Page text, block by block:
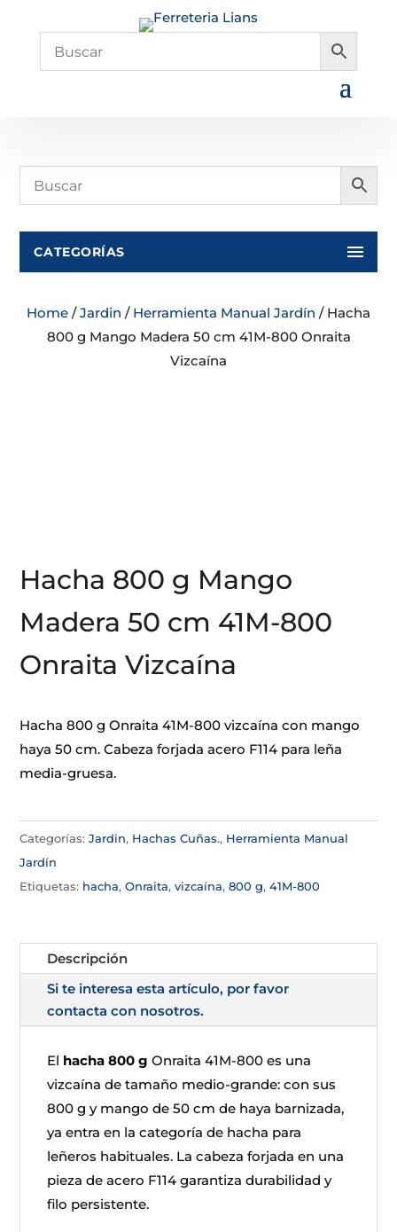
CATEGORÍAS
Home /Jardin / Herramienta Manual Jardín / Hacha
800 g Mango Madera 50 cm 41M-800 Onraita
Vizcaína
Hacha 800 g Mango
Madera 50 cm 41M-800
Onraita Vizcaína
Hacha 800 g Onraita 41M-800 vizcaína con mango
haya 50 cm. Cabeza forjada acero F114 para leña
media-gruesa.
Categorías:Jardin, Hachas Cuñas., Herramienta Manual
Jardín
Etiquetas: hacha,Onraita,vizcaína,800 g,41M-800
Descripción
Si te interesa esta artículo, por favor
contacta con nosotros.
El hacha 800 g Onraita 41M-800 es una
vizcaína de tamaño medio-grande: con sus
800 g y mango de 50 cm de haya barnizada,
ya entra en la categoría de hacha para
leñeros habituales. La cabeza forjada en una
pieza de acero F114 garantiza durabilidad y
filo persistente.